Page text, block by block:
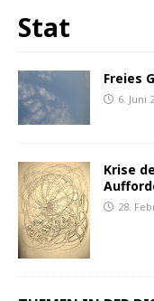
Stat
Freies
6. Juni
Krise
28.